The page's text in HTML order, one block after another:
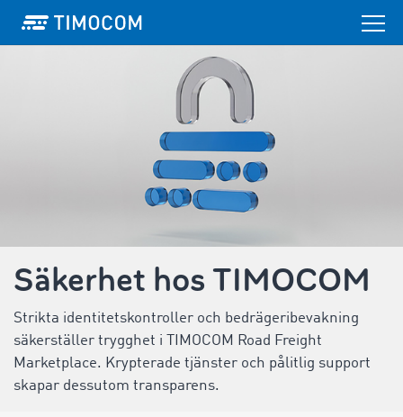
Säkerhet hos TIMOCOM
Strikta identitetskontroller och bedrägeribevakning
säkerställer trygghet i TIMOCOM Road Freight
Marketplace. Krypterade tjänster och pålitlig support
skapar dessutom transparens.